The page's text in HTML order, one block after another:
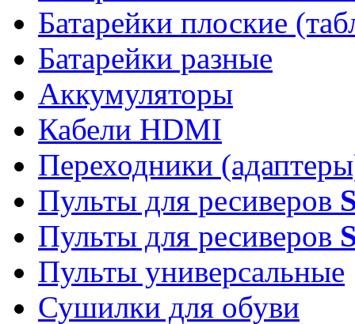
Батарейки плоские
Батарейки разные
Аккумуляторы
Кабели HDMI
Переходники
Пульты для ресиверов
Пульты для ресиверов
Пульты универсальные
Сушилки для обуви